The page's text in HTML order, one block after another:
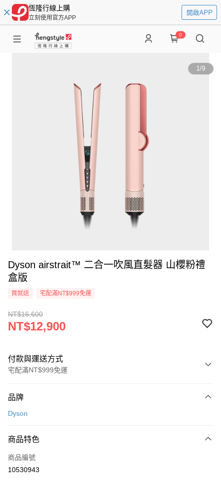
恆隆行線上購
立刻使用官方APP
開啟APP
0
1/9
Dyson airstrait™ 二合一吹風直髮器 山櫻粉禮
盒版
買就送 宅配滿NT$999免運
NT$16,600
NT$12,900
付款與運送方式
宅配滿NT$999免運
信用卡一次付款
3 期 0 利率 每期
合作金庫商業銀行
上海商業儲蓄銀行
合作金庫商業銀行
即享券
品牌
Dyson
商品特色
商品編號
10530943